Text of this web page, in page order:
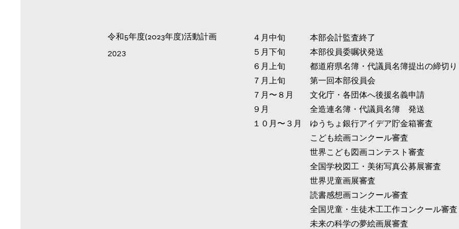
​令和5年度(2023年度)活動計画
2023
４月中旬 本部会計監査終了
５月下旬 本部役員委嘱状発送
６月上旬 都道府県名簿・代議員名簿提出の締切り
７月上旬 第一回本部役員会
７月〜８月 文化庁・各団体へ後援名義申請
９ 月 全造連名簿・代議員名簿 発送
１０月〜３月 ゆうちょ銀行アイデア貯金箱審査
こども絵画コンクール審査
世界こども図画コンテスト審査
全国学校図工・美術写真公募展審査
世界児童画展審査
読書感想画コンクール審査
全国児童・生徒木工工作コンクール審査
未来の科学の夢絵画展審査